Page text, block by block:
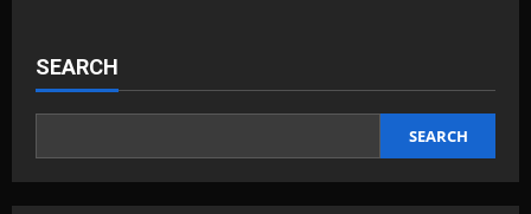
dan
Bobotoh
Dua
Baru
Maung
SEARCH
SEARCH